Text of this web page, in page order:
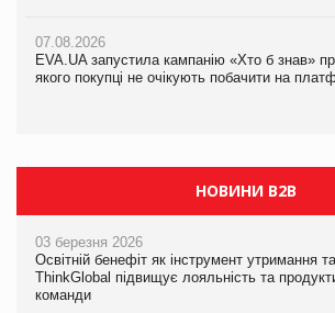
07.08.2026
EVA.UA запустила кампанію «Хто б знав»
якого покупці не очікують побачити на
07.08.2026
EVA.UA запустила кампанію «Хто б знав»
якого покупці не очікують побачити на
НОВИНИ B2B
03 березня 2026
Освітній бенефіт як інструмент утримання
ThinkGlobal підвищує лояльність та
команди